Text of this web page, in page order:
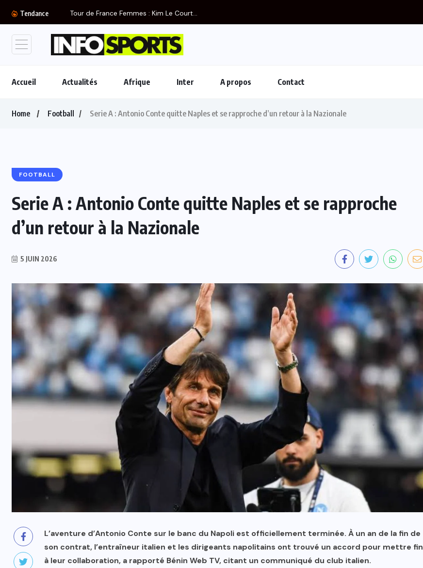
Tendance Tour de France Femmes : Kim Le Court...
Accueil Actualités Afrique Inter A propos Contact
Home Football Serie A : Antonio Conte quitte Naples et se rapproche d’un retour à la Nazionale
FOOTBALL
Serie A : Antonio Conte quitte Naples et se rapproche
d’un retour à la Nazionale
5 JUIN 2026
L’aventure d’Antonio Conte sur le banc du Napoli est officiellement terminée. À un an de la fin de
son contrat, l’entraîneur italien et les dirigeants napolitains ont trouvé un accord pour mettre fin
à leur collaboration, a rapporté Bénin Web TV, citant un communiqué du club italien.
INTER
Mercato : Le Real Madrid s’offre
Yan Diomandé pour 140 M€
6 AOÛT 2026